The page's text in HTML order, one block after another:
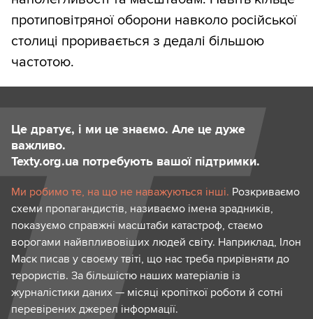
протиповітряної оборони навколо російської
столиці проривається з дедалі більшою
частотою.
Це дратує, і ми це знаємо. Але це дуже
важливо.
Texty.org.ua потребують вашої підтримки.
Ми робимо те, на що не наважуються інші. Розкриваємо
схеми пропагандистів, називаємо імена зрадників,
показуємо справжні масштаби катастроф, стаємо
ворогами найвпливовіших людей світу. Наприклад, Ілон
Маск писав у своєму твіті, що нас треба прирівняти до
терористів. За більшістю наших матеріалів із
журналістики даних — місяці кропіткої роботи й сотні
перевірених джерел інформації.